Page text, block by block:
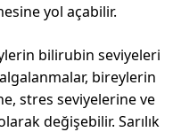
yol açabilir.
bilirubin seviyeleri
bireylerin
stres seviyelerine ve
değişebilir. Sarılık